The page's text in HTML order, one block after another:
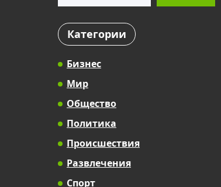
Категории
Бизнес
Мир
Общество
Политика
Происшествия
Развлечения
Спорт